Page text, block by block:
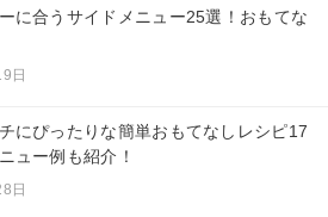
に合うサイドメニュー25選！おもてな
日
にぴったりな簡単おもてなしレシピ17
ュー例も紹介！
日